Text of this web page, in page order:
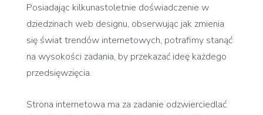
Posiadając kilkunastoletnie doświadczenie w
dziedzinach web designu, obserwując jak zmienia
się świat trendów internetowych, potrafimy stanąć
na wysokości zadania, by przekazać ideę każdego
przedsięwzięcia.
Strona internetowa ma za zadanie odzwierciedlać